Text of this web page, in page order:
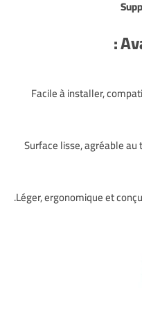
Facile à installer,
Surface lisse, agréable
Léger, ergonomique et